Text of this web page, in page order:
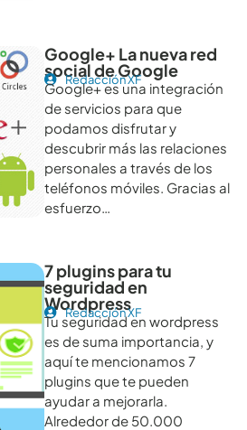
Google+ La nueva red
social de Google
Redacción XF
Google+ es una integración
de servicios para que
podamos disfrutar y
descubrir más las relaciones
personales a través de los
teléfonos móviles. Gracias al
esfuerzo…
7 plugins para tu
seguridad en
Wordpress
Redacción XF
Tu seguridad en wordpress
es de suma importancia, y
aquí te mencionamos 7
plugins que te pueden
ayudar a mejorarla.
Alrededor de 50.000